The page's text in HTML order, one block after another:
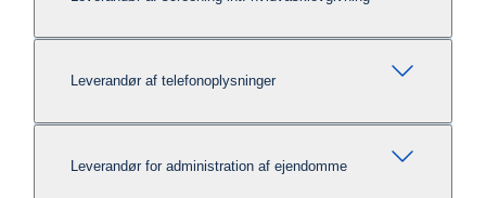
Leverandør af telefonoplysninger
Leverandør for administration af ejendomme